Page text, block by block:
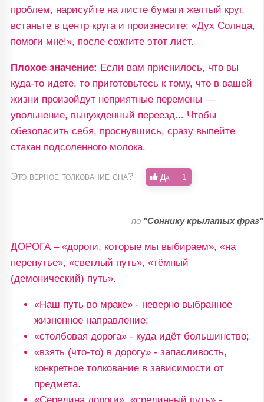
проблем, нарисуйте на листе бумаги желтый круг,
встаньте в центр круга и произнесите: «Дух Солнца,
помоги мне!», после сожгите этот лист.
Плохое значение: Если вам приснилось, что вы
куда-то идете, то приготовьтесь к тому, что в вашей
жизни произойдут неприятные перемены —
увольнение, вынужденный переезд... Чтобы
обезопасить себя, проснувшись, сразу выпейте
стакан подсоленного молока.
Это верное толкование сна? Да 1
по "Соннику крылатых фраз"
ДОРОГА – «дороги, которые мы выбираем», «на
перепутье», «светлый путь», «тёмный
(демонический) путь».
«Наш путь во мраке» - неверно выбранное
жизненное направление;
«столбовая дорога» - куда идёт большинство;
«взять (что-то) в дорогу» - запасливость,
конкретное толкование в зависимости от
предмета.